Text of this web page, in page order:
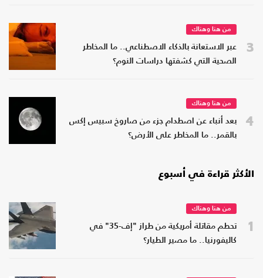
3
من هنا وهناك
عبر الاستعانة بالذكاء الاصطناعي.. ما المخاطر
الصحية التي كشفتها دراسات النوم؟
4
من هنا وهناك
بعد أنباء عن اصطدام جزء من صاروخ سبيس إكس
بالقمر.. ما المخاطر على الأرض؟
الأكثر قراءة في أسبوع
1
من هنا وهناك
تحطم مقاتلة أمريكية من طراز "إف-35" في
كاليفورنيا.. ما مصير الطيار؟